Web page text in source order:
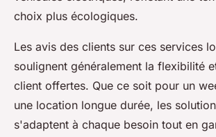
choix plus écologiques.
Les avis des clients sur ces services
soulignent généralement la flexibilité
client offertes. Que ce soit pour un
une location longue durée, les
s'adaptent à chaque besoin tout en